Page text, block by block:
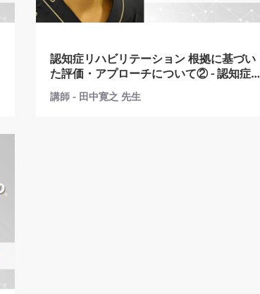
認知症リハビリテーション 根拠に基づい
た評価・アプローチについて② - 認知症障
害とADL評価・介入 -
講師 - 田中寛之 先生